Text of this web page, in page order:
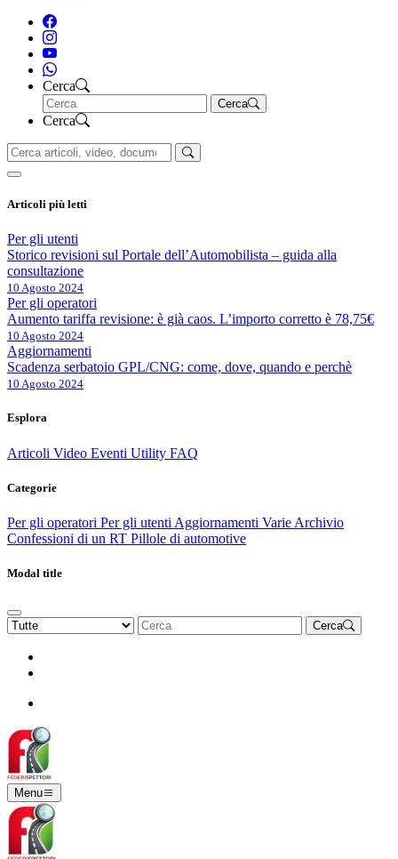
Cerca
Cerca
Cerca
Articoli più letti
Per gli utenti
Storico revisioni sul Portale dell’Automobilista – guida alla
consultazione
10 Agosto 2024
Per gli operatori
Aumento tariffa revisione: è già caos. L’importo corretto è 78,75€
10 Agosto 2024
Aggiornamenti
Scadenza serbatoio GPL/CNG: come, dove, quando e perchè
10 Agosto 2024
Esplora
Articoli Video Eventi Utility FAQ
Categorie
Per gli operatori Per gli utenti Aggiornamenti Varie Archivio
Confessioni di un RT Pillole di automotive
Modal title
Cerca
Menu